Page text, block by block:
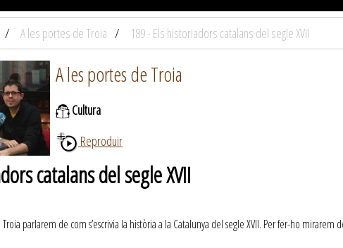
A les portes de Troia 189 - Els historiadors catalans del segle XVII
A les portes de Troia
Cultura
Reproduir
catalans del segle XVII
Troia parlarem de com s’escrivia la història a la Catalunya del segle XVII. Per fer-ho